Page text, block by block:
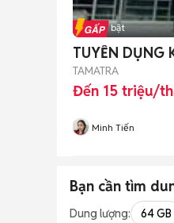
Tin nổi bật
TUYỂN DỤNG
TAMATRA
Đến 15 triệu/
Minh Tiến
Bạn cần tìm
Dung lượng: 64 GB